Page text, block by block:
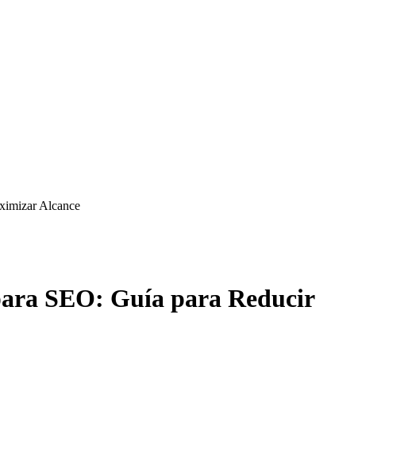
Alcance
SEO: Guía para Reducir